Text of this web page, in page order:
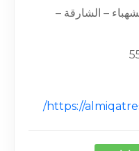
– الشارقة –
https://